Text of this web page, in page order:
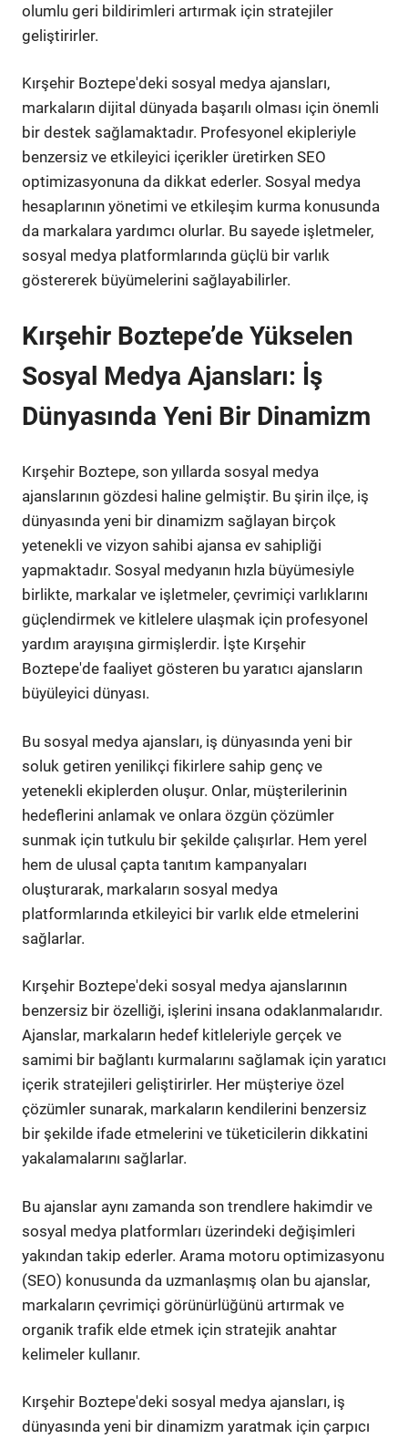
olumlu geri bildirimleri artırmak için stratejiler
geliştirirler.
Kırşehir Boztepe'deki sosyal medya ajansları,
markaların dijital dünyada başarılı olması için önemli
bir destek sağlamaktadır. Profesyonel ekipleriyle
benzersiz ve etkileyici içerikler üretirken SEO
optimizasyonuna da dikkat ederler. Sosyal medya
hesaplarının yönetimi ve etkileşim kurma konusunda
da markalara yardımcı olurlar. Bu sayede işletmeler,
sosyal medya platformlarında güçlü bir varlık
göstererek büyümelerini sağlayabilirler.
Kırşehir Boztepe’de Yükselen
Sosyal Medya Ajansları: İş
Dünyasında Yeni Bir Dinamizm
Kırşehir Boztepe, son yıllarda sosyal medya
ajanslarının gözdesi haline gelmiştir. Bu şirin ilçe, iş
dünyasında yeni bir dinamizm sağlayan birçok
yetenekli ve vizyon sahibi ajansa ev sahipliği
yapmaktadır. Sosyal medyanın hızla büyümesiyle
birlikte, markalar ve işletmeler, çevrimiçi varlıklarını
güçlendirmek ve kitlelere ulaşmak için profesyonel
yardım arayışına girmişlerdir. İşte Kırşehir
Boztepe'de faaliyet gösteren bu yaratıcı ajansların
büyüleyici dünyası.
Bu sosyal medya ajansları, iş dünyasında yeni bir
soluk getiren yenilikçi fikirlere sahip genç ve
yetenekli ekiplerden oluşur. Onlar, müşterilerinin
hedeflerini anlamak ve onlara özgün çözümler
sunmak için tutkulu bir şekilde çalışırlar. Hem yerel
hem de ulusal çapta tanıtım kampanyaları
oluşturarak, markaların sosyal medya
platformlarında etkileyici bir varlık elde etmelerini
sağlarlar.
Kırşehir Boztepe'deki sosyal medya ajanslarının
benzersiz bir özelliği, işlerini insana odaklanmalarıdır.
Ajanslar, markaların hedef kitleleriyle gerçek ve
samimi bir bağlantı kurmalarını sağlamak için yaratıcı
içerik stratejileri geliştirirler. Her müşteriye özel
çözümler sunarak, markaların kendilerini benzersiz
bir şekilde ifade etmelerini ve tüketicilerin dikkatini
yakalamalarını sağlarlar.
Bu ajanslar aynı zamanda son trendlere hakimdir ve
sosyal medya platformları üzerindeki değişimleri
yakından takip ederler. Arama motoru optimizasyonu
(SEO) konusunda da uzmanlaşmış olan bu ajanslar,
markaların çevrimiçi görünürlüğünü artırmak ve
organik trafik elde etmek için stratejik anahtar
kelimeler kullanır.
Kırşehir Boztepe'deki sosyal medya ajansları, iş
dünyasında yeni bir dinamizm yaratmak için çarpıcı